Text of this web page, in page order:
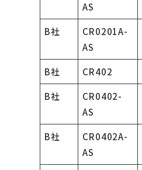
AS
B社
CR0201A-
AS
B社 CR402
B社
CR0402-
AS
B社
CR0402A-
AS